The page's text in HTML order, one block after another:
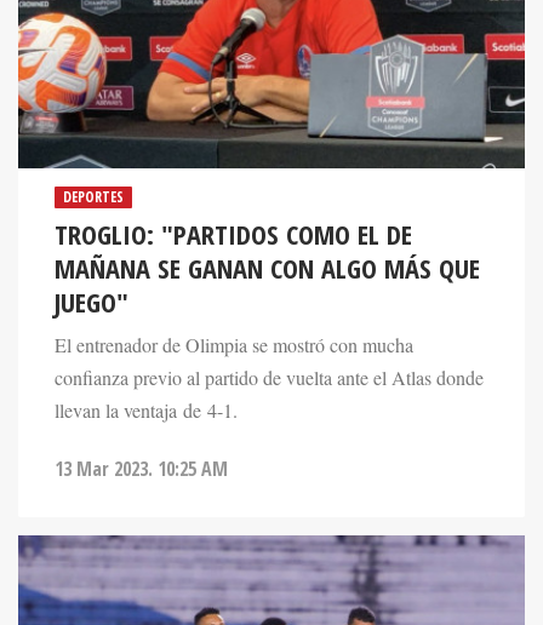
DEPORTES
TROGLIO: "PARTIDOS COMO EL DE
MAÑANA SE GANAN CON ALGO MÁS QUE
JUEGO"
El entrenador de Olimpia se mostró con mucha
confianza previo al partido de vuelta ante el Atlas donde
llevan la ventaja de 4-1.
13 Mar 2023. 10:25 AM